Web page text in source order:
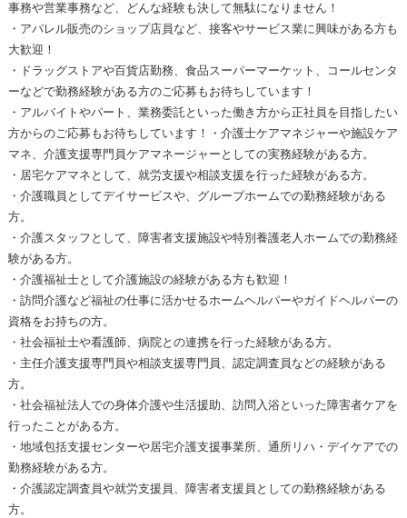
事務や営業事務など、どんな経験も決して無駄になりません！
・アパレル販売のショップ店員など、接客やサービス業に興味がある方も
大歓迎！
・ドラッグストアや百貨店勤務、食品スーパーマーケット、コールセンタ
ーなどで勤務経験がある方のご応募もお待ちしています！
・アルバイトやパート、業務委託といった働き方から正社員を目指したい
方からのご応募もお待ちしています！・介護士ケアマネジャーや施設ケア
マネ、介護支援専門員ケアマネージャーとしての実務経験がある方。
・居宅ケアマネとして、就労支援や相談支援を行った経験がある方。
・介護職員としてデイサービスや、グループホームでの勤務経験がある
方。
・介護スタッフとして、障害者支援施設や特別養護老人ホームでの勤務経
験がある方。
・介護福祉士として介護施設の経験がある方も歓迎！
・訪問介護など福祉の仕事に活かせるホームヘルパーやガイドヘルパーの
資格をお持ちの方。
・社会福祉士や看護師、病院との連携を行った経験がある方。
・主任介護支援専門員や相談支援専門員、認定調査員などの経験がある
方。
・社会福祉法人での身体介護や生活援助、訪問入浴といった障害者ケアを
行ったことがある方。
・地域包括支援センターや居宅介護支援事業所、通所リハ・デイケアでの
勤務経験がある方。
・介護認定調査員や就労支援員、障害者支援員としての勤務経験がある
方。